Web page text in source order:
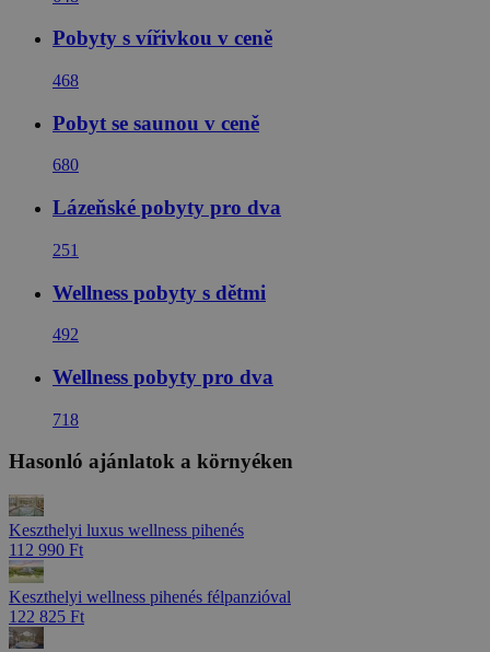
Pobyty s vířivkou v ceně
468
Pobyt se saunou v ceně
680
Lázeňské pobyty pro dva
251
Wellness pobyty s dětmi
492
Wellness pobyty pro dva
718
Hasonló ajánlatok a környéken
Keszthelyi luxus wellness pihenés
112 990 Ft
Keszthelyi wellness pihenés félpanzióval
122 825 Ft